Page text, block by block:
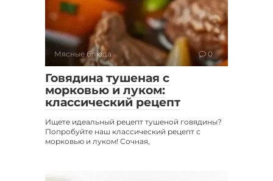
Мясные блюда 0
Говядина тушеная с
морковью и луком:
классический рецепт
Ищете идеальный рецепт тушеной говядины?
Попробуйте наш классический рецепт с
морковью и луком! Сочная,